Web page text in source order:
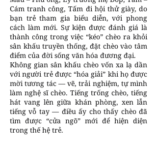
Cám tranh công, Tấm đi hội thử giày, do
bạn trẻ tham gia biểu diễn, với phong
cách làm mới. Sự kiện được đánh giá là
thành công trong việc “kéo” chèo ra khỏi
sân khấu truyền thống, đặt chèo vào tâm
điểm của đời sống văn hóa đương đại.
Không gian sân khấu chèo vốn xa lạ dần
với người trẻ được “hóa giải” khi họ được
mời tương tác — vẽ, trải nghiệm, tự mình
làm nghệ sĩ chèo. Tiếng trống chèo, tiếng
hát vang lên giữa khán phòng, xen lẫn
tiếng vỗ tay — điều ấy cho thấy chèo đã
tìm được “cửa ngõ” mới để hiện diện
trong thế hệ trẻ.